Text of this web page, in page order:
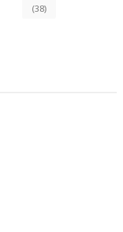
(38)